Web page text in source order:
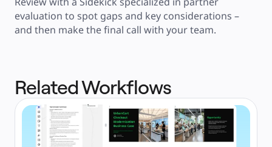
evaluation to spot gaps and key considerations –
and then make the final call with your team.
Related Workflows